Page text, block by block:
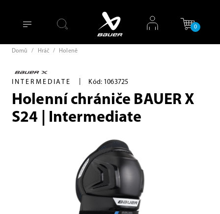
0
Domů / Hráč / Holeně
INTERMEDIATE Kód: 1063725
Holenní chrániče BAUER X
S24 | Intermediate